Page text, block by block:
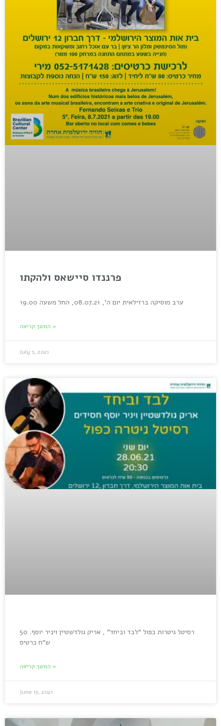
פרננדו סיישאס ולהקתו
ערב מוסיקה ברזילאית יום ה’, 08.07.21, החל משעה 19.00
המשך קריאה »
July 3, 2021
רסיטל גיטרות כפול “לבד וביחד” , אריק גולדשטיין ויניר יוסף. 50
ש”ח כרטיס
המשך קריאה »
June 15, 2021